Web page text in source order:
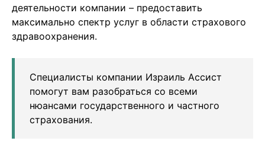
деятельности компании – предоставить
максимально спектр услуг в области страхового
здравоохранения.
Специалисты компании Израиль Ассист
помогут вам разобраться со всеми
нюансами государственного и частного
страхования.